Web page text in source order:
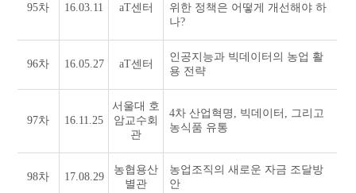
95차 16.03.11 aT센터
위한 정책은 어떻게 개선해야 하
나?
96차 16.05.27 aT센터
인공지능과 빅데이터의 농업 활
용 전략
97차 16.11.25
서울대 호
암교수회
관
4차 산업혁명, 빅데이터, 그리고
농식품 유통
98차 17.08.29
농협용산
별관
농업조직의 새로운 자금 조달방
안